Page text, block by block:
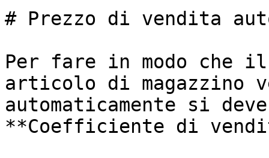
# Prezzo di vendita
Per fare in modo che
articolo di magazzino
automaticamente si
**Coefficiente di